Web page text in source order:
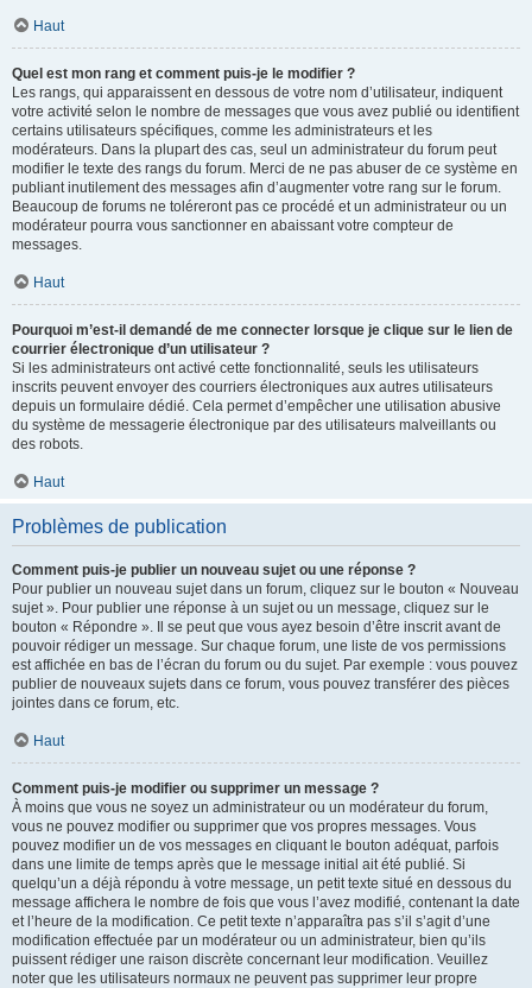
Haut
Quel est mon rang et comment puis-je le modifier ?
Les rangs, qui apparaissent en dessous de votre nom d’utilisateur, indiquent
votre activité selon le nombre de messages que vous avez publié ou identifient
certains utilisateurs spécifiques, comme les administrateurs et les
modérateurs. Dans la plupart des cas, seul un administrateur du forum peut
modifier le texte des rangs du forum. Merci de ne pas abuser de ce système en
publiant inutilement des messages afin d’augmenter votre rang sur le forum.
Beaucoup de forums ne toléreront pas ce procédé et un administrateur ou un
modérateur pourra vous sanctionner en abaissant votre compteur de
messages.
Haut
Pourquoi m’est-il demandé de me connecter lorsque je clique sur le lien de
courrier électronique d’un utilisateur ?
Si les administrateurs ont activé cette fonctionnalité, seuls les utilisateurs
inscrits peuvent envoyer des courriers électroniques aux autres utilisateurs
depuis un formulaire dédié. Cela permet d’empêcher une utilisation abusive
du système de messagerie électronique par des utilisateurs malveillants ou
des robots.
Haut
Problèmes de publication
Comment puis-je publier un nouveau sujet ou une réponse ?
Pour publier un nouveau sujet dans un forum, cliquez sur le bouton « Nouveau
sujet ». Pour publier une réponse à un sujet ou un message, cliquez sur le
bouton « Répondre ». Il se peut que vous ayez besoin d’être inscrit avant de
pouvoir rédiger un message. Sur chaque forum, une liste de vos permissions
est affichée en bas de l’écran du forum ou du sujet. Par exemple : vous pouvez
publier de nouveaux sujets dans ce forum, vous pouvez transférer des pièces
jointes dans ce forum, etc.
Haut
Comment puis-je modifier ou supprimer un message ?
À moins que vous ne soyez un administrateur ou un modérateur du forum,
vous ne pouvez modifier ou supprimer que vos propres messages. Vous
pouvez modifier un de vos messages en cliquant le bouton adéquat, parfois
dans une limite de temps après que le message initial ait été publié. Si
quelqu’un a déjà répondu à votre message, un petit texte situé en dessous du
message affichera le nombre de fois que vous l’avez modifié, contenant la date
et l’heure de la modification. Ce petit texte n’apparaîtra pas s’il s’agit d’une
modification effectuée par un modérateur ou un administrateur, bien qu’ils
puissent rédiger une raison discrète concernant leur modification. Veuillez
noter que les utilisateurs normaux ne peuvent pas supprimer leur propre